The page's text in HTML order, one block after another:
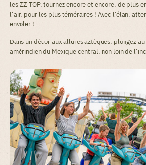
les ZZ TOP, tournez encore et encore, de plus
l’air, pour les plus téméraires ! Avec l’élan,
envoler !
Dans un décor aux allures aztèques, plongez
amérindien du Mexique central, non loin de